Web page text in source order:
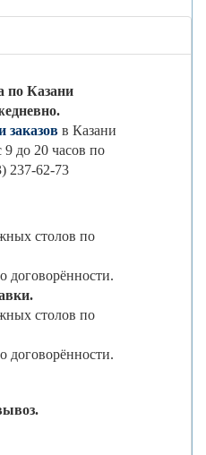
по Казани
заказов в Казани
9 до 20 часов по
237-62-73
столов по
договорённости.
столов по
договорённости.